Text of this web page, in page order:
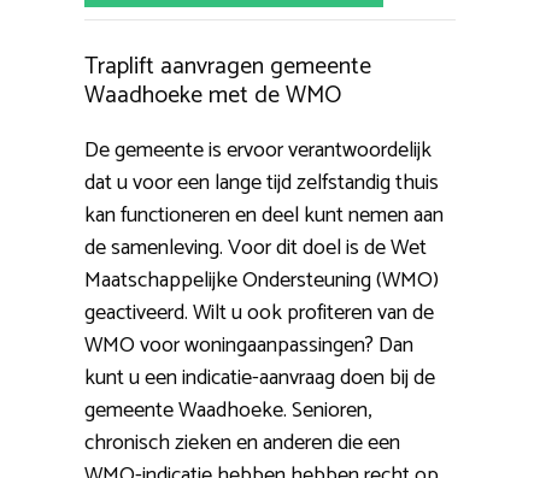
Traplift aanvragen gemeente
Waadhoeke met de WMO
De gemeente is ervoor verantwoordelijk
dat u voor een lange tijd zelfstandig thuis
kan functioneren en deel kunt nemen aan
de samenleving. Voor dit doel is de Wet
Maatschappelijke Ondersteuning (WMO)
geactiveerd. Wilt u ook profiteren van de
WMO voor woningaanpassingen? Dan
kunt u een indicatie-aanvraag doen bij de
gemeente Waadhoeke. Senioren,
chronisch zieken en anderen die een